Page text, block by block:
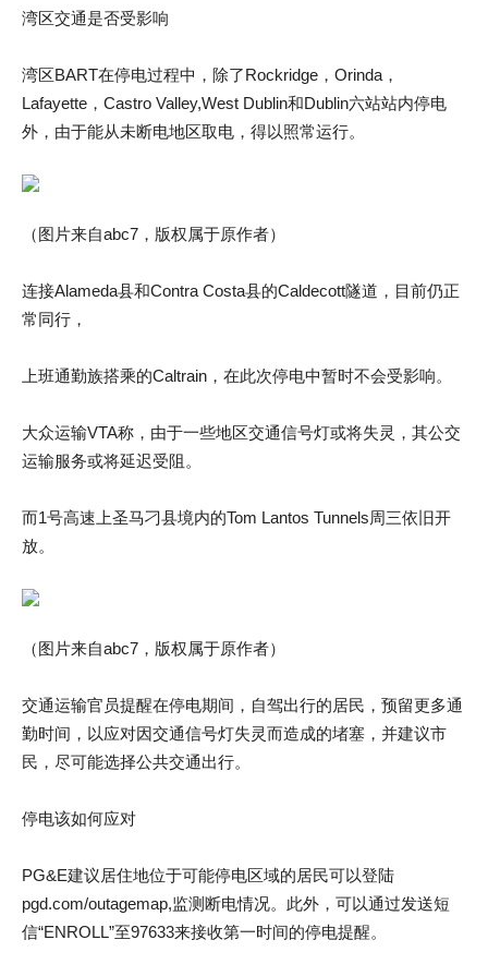
湾区交通是否受影响
湾区BART在停电过程中，除了Rockridge，Orinda，
Lafayette，Castro Valley,West Dublin和Dublin六站站内停电
外，由于能从未断电地区取电，得以照常运行。
（图片来自abc7，版权属于原作者）
连接Alameda县和Contra Costa县的Caldecott隧道，目前仍正
常同行，
上班通勤族搭乘的Caltrain，在此次停电中暂时不会受影响。
大众运输VTA称，由于一些地区交通信号灯或将失灵，其公交
运输服务或将延迟受阻。
而1号高速上圣马刁县境内的Tom Lantos Tunnels周三依旧开
放。
（图片来自abc7，版权属于原作者）
交通运输官员提醒在停电期间，自驾出行的居民，预留更多通
勤时间，以应对因交通信号灯失灵而造成的堵塞，并建议市
民，尽可能选择公共交通出行。
停电该如何应对
PG&E建议居住地位于可能停电区域的居民可以登陆
pgd.com/outagemap,监测断电情况。此外，可以通过发送短
信“ENROLL”至97633来接收第一时间的停电提醒。